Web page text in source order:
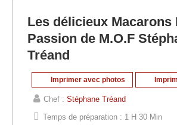
Les délicieux Macarons
Passion de M.O.F
Tréand
Imprimer avec photos
Chef : Stéphane Tréand
Temps de préparation : 1 H 30 Min